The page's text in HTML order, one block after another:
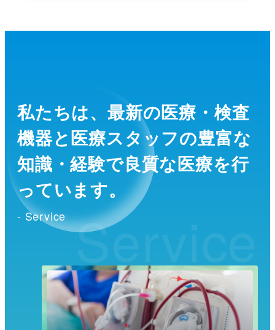
私たちは、最新の医療・検査
機器と医療スタッフの豊富な
知識・経験で良質な医療を行
っています。
- Service Service